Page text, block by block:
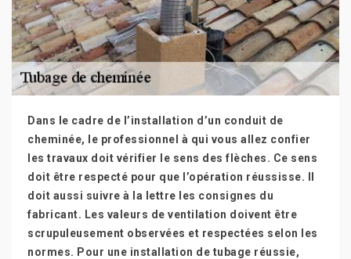
Dans le cadre de l’installation d’un conduit de
cheminée, le professionnel à qui vous allez confier
les travaux doit vérifier le sens des flèches. Ce sens
doit être respecté pour que l’opération réussisse. Il
doit aussi suivre à la lettre les consignes du
fabricant. Les valeurs de ventilation doivent être
scrupuleusement observées et respectées selon les
normes. Pour une installation de tubage réussie,